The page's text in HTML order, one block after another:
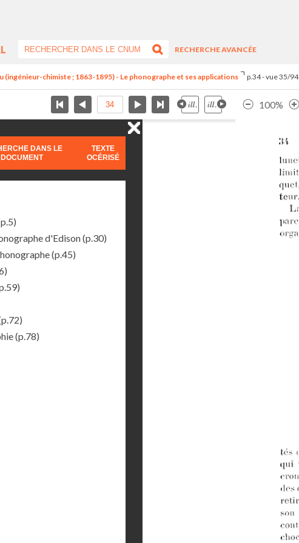
RECHERCHE AVANCÉE
(ingénieur-chimiste ; 1863-1895) - Le phonographe et ses applications p.34 - vue 35/94
100%
DANS LE
DOCUMENT
TEXTE
OCÉRISÉ
d'Edison(p.30)
(p.45)
(p.78)